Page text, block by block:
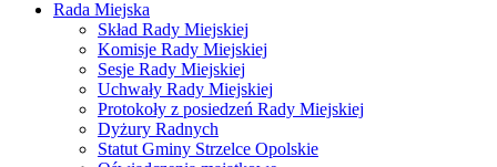
Rada Miejska
Skład Rady Miejskiej
Komisje Rady Miejskiej
Sesje Rady Miejskiej
Uchwały Rady Miejskiej
Protokoły z posiedzeń Rady Miejskiej
Dyżury Radnych
Statut Gminy Strzelce Opolskie